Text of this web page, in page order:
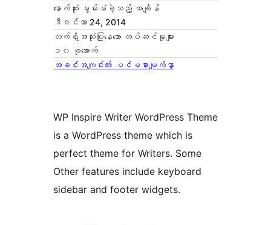
နောက်ဆုံး မွမ်းမံခဲ့သည့် အချိန်
ဒီဇင်ဘာ 24, 2014
လက်ရှိအသုံးပြုနေသော တပ်ဆင်မှုများ
၁၀ ခုအောက်
အခင်းအကျင်း၏ ပင်မစာမျက်နှာ
WP Inspire Writer WordPress Theme
is a WordPress theme which is
perfect theme for Writers. Some
Other features include keyboard
sidebar and footer widgets.